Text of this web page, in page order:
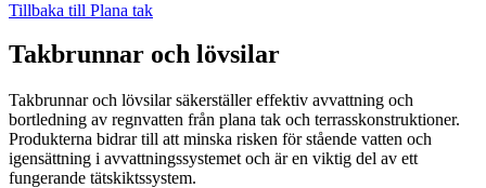
Tillbaka till Plana tak
Takbrunnar och lövsilar
Takbrunnar och lövsilar säkerställer effektiv avvattning och
bortledning av regnvatten från plana tak och terrasskonstruktioner.
Produkterna bidrar till att minska risken för stående vatten och
igensättning i avvattningssystemet och är en viktig del av ett
fungerande tätskiktssystem.